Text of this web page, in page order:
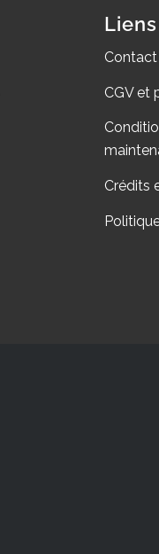
Liens
Contact
CGV et
Crédits